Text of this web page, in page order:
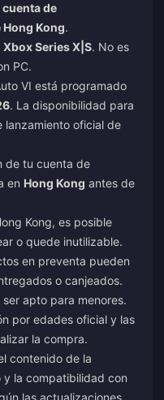
cuenta de
Kong.
Xbox Series X|S. No es
PC.
VI está programado
. La disponibilidad para
lanzamiento oficial de
de tu cuenta de
en Hong Kong antes de
Kong, es posible
o quede inutilizable.
en preventa pueden
o canjeados.
apto para menores.
por edades oficial y las
la compra.
contenido de la
la compatibilidad con
las actualizaciones